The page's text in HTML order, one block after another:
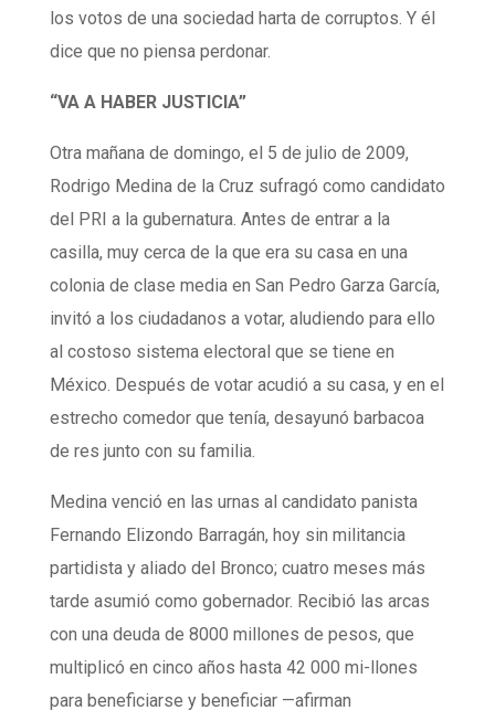
los votos de una sociedad harta de corruptos. Y él
dice que no piensa perdonar.
“VA A HABER JUSTICIA”
Otra mañana de domingo, el 5 de julio de 2009,
Rodrigo Medina de la Cruz sufragó como candidato
del PRI a la gubernatura. Antes de entrar a la
casilla, muy cerca de la que era su casa en una
colonia de clase media en San Pedro Garza García,
invitó a los ciudadanos a votar, aludiendo para ello
al costoso sistema electoral que se tiene en
México. Después de votar acudió a su casa, y en el
estrecho comedor que tenía, desayunó barbacoa
de res junto con su familia.
Medina venció en las urnas al candidato panista
Fernando Elizondo Barragán, hoy sin militancia
partidista y aliado del Bronco; cuatro meses más
tarde asumió como gobernador. Recibió las arcas
con una deuda de 8000 millones de pesos, que
multiplicó en cinco años hasta 42 000 mi-llones
para beneficiarse y beneficiar —afirman